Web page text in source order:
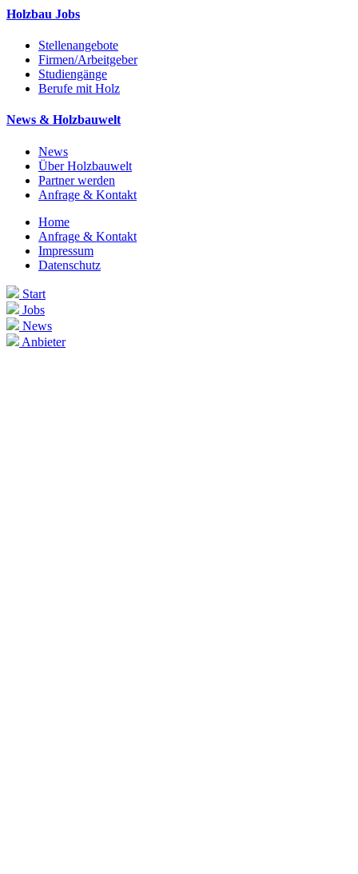
Holzbau Jobs
Stellenangebote
Firmen/Arbeitgeber
Studiengänge
Berufe mit Holz
News & Holzbauwelt
News
Über Holzbauwelt
Partner werden
Anfrage & Kontakt
Home
Anfrage & Kontakt
Impressum
Datenschutz
Start
Jobs
News
Anbieter